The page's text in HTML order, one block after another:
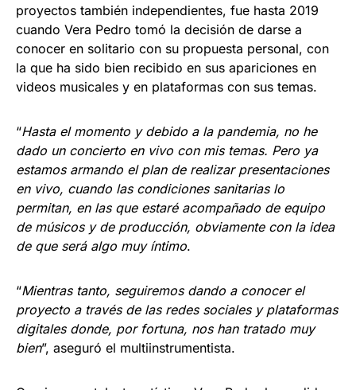
proyectos también independientes, fue hasta 2019
cuando Vera Pedro tomó la decisión de darse a
conocer en solitario con su propuesta personal, con
la que ha sido bien recibido en sus apariciones en
videos musicales y en plataformas con sus temas.
“Hasta el momento y debido a la pandemia, no he
dado un concierto en vivo con mis temas. Pero ya
estamos armando el plan de realizar presentaciones
en vivo, cuando las condiciones sanitarias lo
permitan, en las que estaré acompañado de equipo
de músicos y de producción, obviamente con la idea
de que será algo muy íntimo.
“Mientras tanto, seguiremos dando a conocer el
proyecto a través de las redes sociales y plataformas
digitales donde, por fortuna, nos han tratado muy
bien”, aseguró el multiinstrumentista.